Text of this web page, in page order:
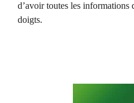
d’avoir toutes les informations
doigts.